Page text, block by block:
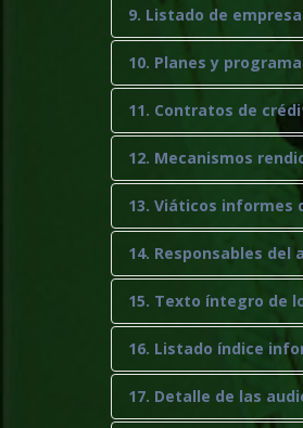
9. Listado de
10. Planes y
11. Contratos de
12. Mecanismos
13. Viáticos informes
14. Responsables
15. Texto íntegro de
16. Listado índice
17. Detalle de las